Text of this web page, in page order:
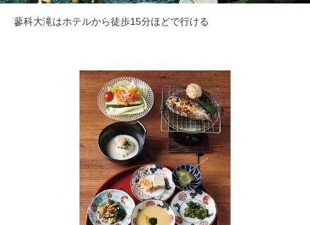
蓼科大滝はホテルから徒歩15分ほどで行ける